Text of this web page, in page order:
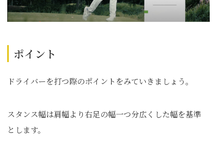
ポイント
ドライバーを打つ際のポイントをみていきましょう。
スタンス幅は肩幅より右足の幅一つ分広くした幅を基準
とします。